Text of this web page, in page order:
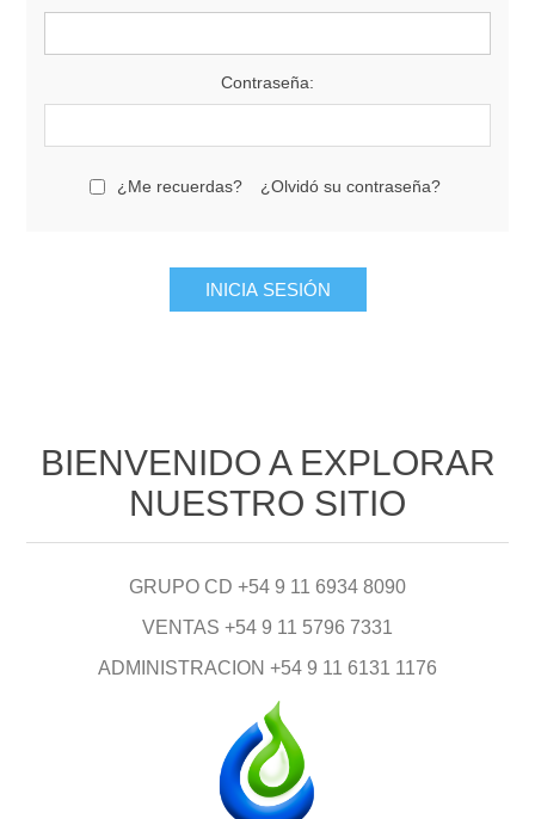
Contraseña:
¿Me recuerdas? ¿Olvidó su contraseña?
BIENVENIDO A EXPLORAR
NUESTRO SITIO
GRUPO CD +54 9 11 6934 8090
VENTAS +54 9 11 5796 7331
ADMINISTRACION +54 9 11 6131 1176